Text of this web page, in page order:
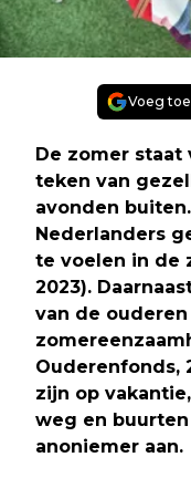
Voeg
De zomer staat
teken van
avonden
Nederlanders
te voelen in de
2023).
van de
Ouderenfonds,
zijn op
weg en
anoniemer aan.